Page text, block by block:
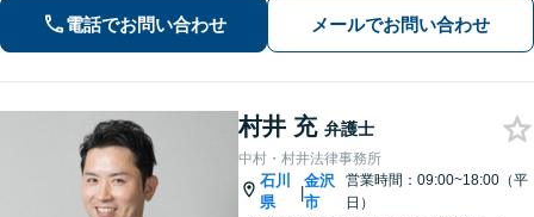
所】【夜間・土日祝相談可】
電話でお問い合わせ メールでお問い合わせ
村井 充 弁護士
中村・村井法律事務所
石川
県
|
金沢
市
営業時間：09:00~18:00（平
日）